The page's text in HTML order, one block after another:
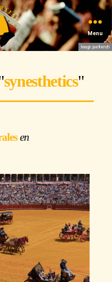
Menu
Image: jaefrench
synesthetics"